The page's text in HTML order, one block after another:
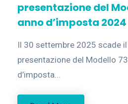
presentazione del
anno d’imposta 2024
Il 30 settembre 2025 scade
presentazione del Modello
d’imposta...